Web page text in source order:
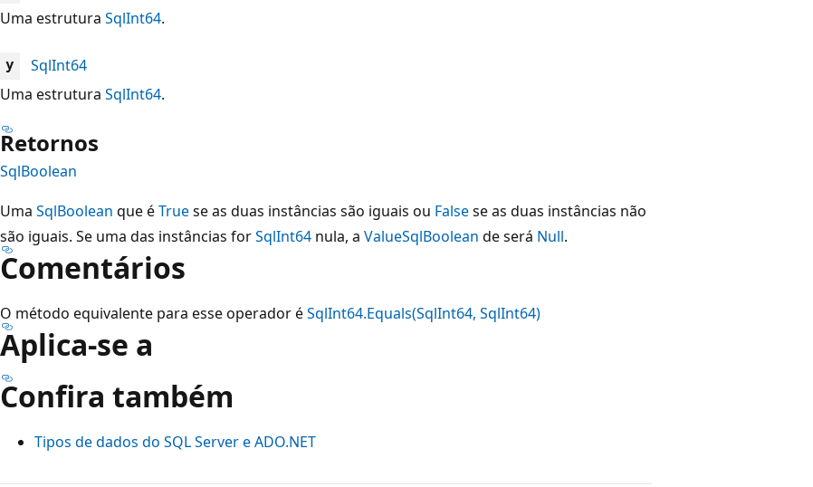
Uma estrutura SqlInt64.
y
SqlInt64
Uma estrutura SqlInt64.
Retornos
SqlBoolean
Uma SqlBoolean que éTruese as duas instâncias são iguais ou Falsese as duas instâncias não
são iguais. Se uma das instâncias forSqlInt64 nula, a ValueSqlBoolean de será Null.
Comentários
O método equivalente para esse operador éSqlInt64.Equals(SqlInt64, SqlInt64)
Aplica-se a
Confira também
Tipos de dados do SQL Server e ADO.NET